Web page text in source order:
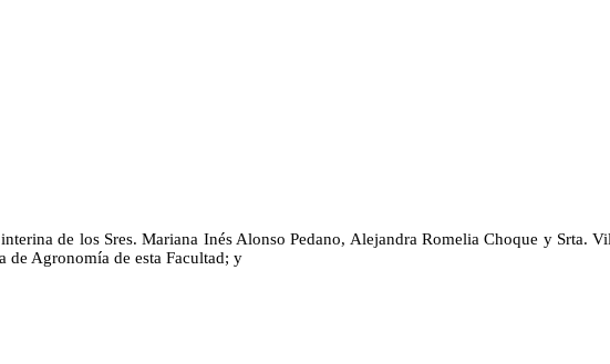
de los Sres. Mariana Inés Alonso Pedano, Alejandra Romelia Choque y Srta.
de Agronomía de esta Facultad; y